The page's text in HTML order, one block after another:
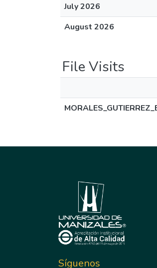
July 2026
August 2026
File Visits
Síguenos